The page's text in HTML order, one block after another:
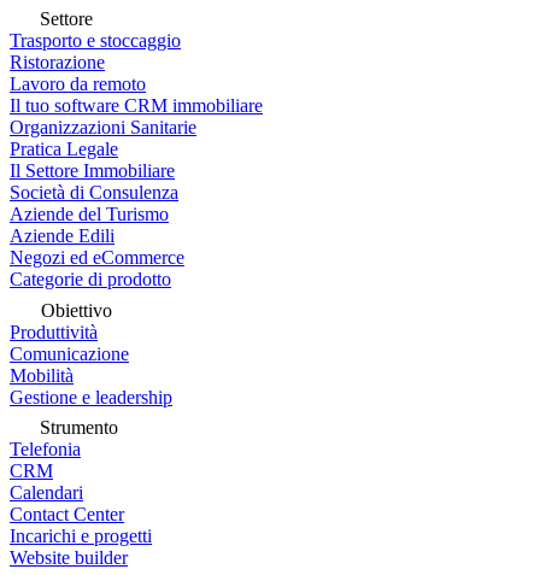
Settore
Trasporto e stoccaggio
Ristorazione
Lavoro da remoto
Il tuo software CRM immobiliare
Organizzazioni Sanitarie
Pratica Legale
Il Settore Immobiliare
Società di Consulenza
Aziende del Turismo
Aziende Edili
Negozi ed eCommerce
Categorie di prodotto
Obiettivo
Produttività
Comunicazione
Mobilità
Gestione e leadership
Strumento
Telefonia
CRM
Calendari
Contact Center
Incarichi e progetti
Website builder